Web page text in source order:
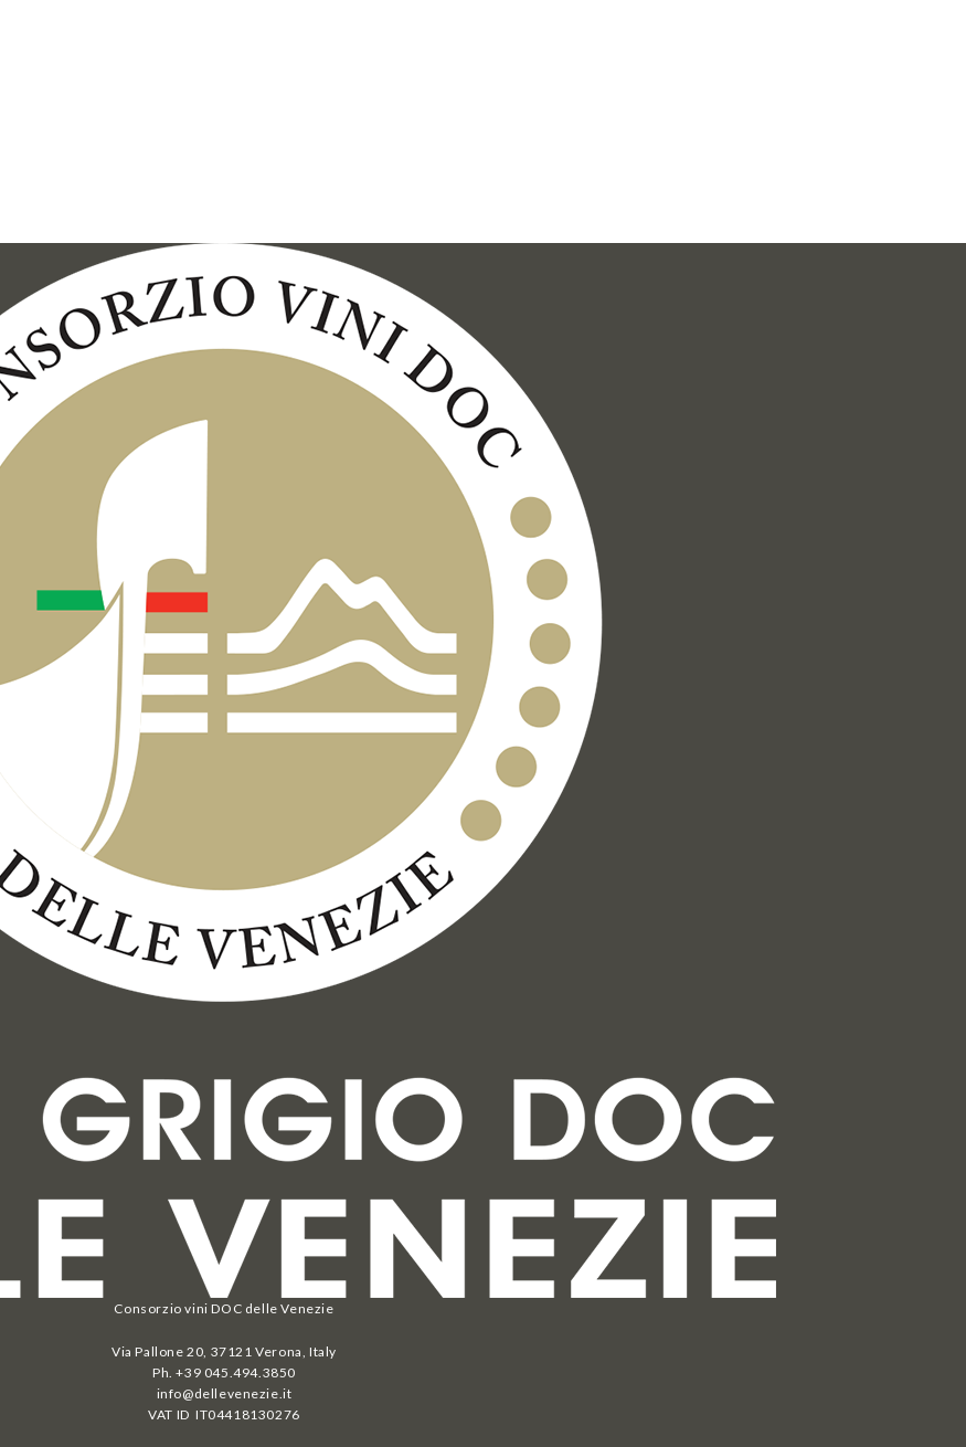
Consorzio vini DOC delle Venezie
Via Pallone 20, 37121 Verona, Italy
Ph. +39 045.494.3850
info@dellevenezie.it
VAT ID IT04418130276